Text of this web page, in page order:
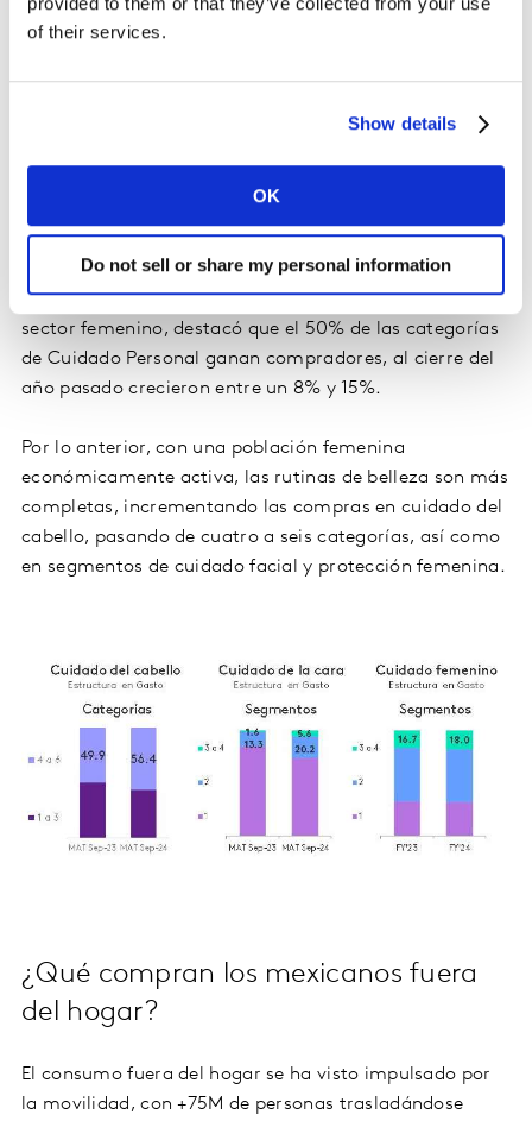
of their services.
Show details
OK
Do not sell or share my personal information
En cuanto al consumo dentro del hogar por parte del
sector femenino, destacó que el 50% de las categorías
de Cuidado Personal ganan compradores, al cierre del
año pasado crecieron entre un 8% y 15%.
Por lo anterior, con una población femenina
económicamente activa, las rutinas de belleza son más
completas, incrementando las compras en cuidado del
cabello, pasando de cuatro a seis categorías, así como
en segmentos de cuidado facial y protección femenina.
¿Qué compran los mexicanos fuera
del hogar?
El consumo fuera del hogar se ha visto impulsado por
la movilidad, con +75M de personas trasladándose